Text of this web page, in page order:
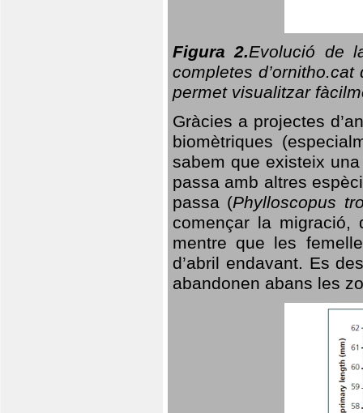
Figura 2.Evolució de
completes
permet visualitzar
Gràcies a projectes
biomètriques
sabem que existeix
passa amb altres
passa (Phylloscopus
començar la migració,
mentre que les
d’abril endavant. Es
abandonen abans les